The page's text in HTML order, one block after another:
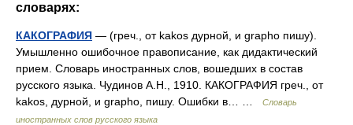
словарях:
КАКОГРАФИЯ — (греч., от kakos дурной, и grapho пишу).
Умышленно ошибочное правописание, как дидактический
прием. Словарь иностранных слов, вошедших в состав
русского языка. Чудинов А.Н., 1910. КАКОГРАФИЯ греч., от
kakos, дурной, и grapho, пишу. Ошибки в… …
Словарь
иностранных слов русского языка